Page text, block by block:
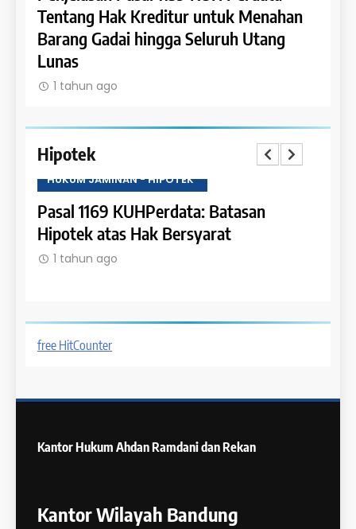
Tentang Pengaturan Gadai atas Piutang
dan Pemanfaatan Bunganya
1 tahun ago
Hipotek
HUKUM JAMINAN - HIPOTEK
Pasal 1168 KUHPerdata: Kewenangan
dalam Pembebanan Hipotek
1 tahun ago
free HitCounter
Kantor Hukum Ahdan Ramdani dan Rekan
Kantor Wilayah Bandung